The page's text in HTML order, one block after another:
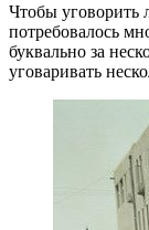
Чтобы уговорить
потребовалось
буквально за
уговаривать